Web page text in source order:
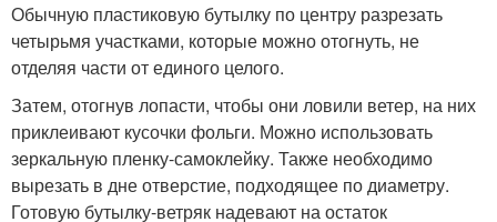
Обычную пластиковую бутылку по центру разрезать
четырьмя участками, которые можно отогнуть, не
отделяя части от единого целого.
Затем, отогнув лопасти, чтобы они ловили ветер, на них
приклеивают кусочки фольги. Можно использовать
зеркальную пленку-самоклейку. Также необходимо
вырезать в дне отверстие, подходящее по диаметру.
Готовую бутылку-ветряк надевают на остаток